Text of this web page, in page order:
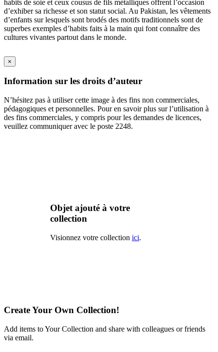
habits de soie et ceux cousus de fils métalliques offrent l’occasion
d’exhiber sa richesse et son statut social. Au Pakistan, les vêtements
d’enfants sur lesquels sont brodés des motifs traditionnels sont de
superbes exemples d’habits faits à la main qui font connaître des
cultures vivantes partout dans le monde.
×
Information sur les droits d’auteur
N’hésitez pas à utiliser cette image à des fins non commerciales,
pédagogiques et personnelles. Pour en savoir plus sur l’utilisation à
des fins commerciales, y compris pour les demandes de licences,
veuillez communiquer avec le poste 2248.
Objet ajouté à votre
collection
Visionnez votre collection ici.
Create Your Own Collection!
Add items to Your Collection and share with colleagues or friends
via email.